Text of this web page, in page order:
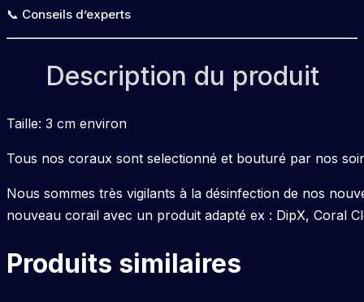
📞 Conseils d’experts
Description du produit
Taille: 3 cm environ
Tous nos coraux sont selectionné et bouturé par nos
Nous sommes très vigilants à la désinfection de nos
nouveau corail avec un produit adapté ex : DipX, Coral
Produits similaires